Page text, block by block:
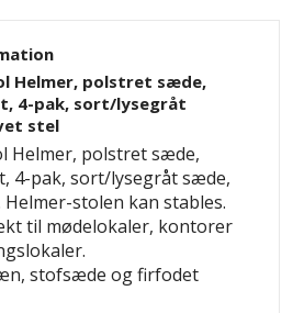
Helmer, polstret sæde,
4-pak, sort/lysegråt
stel
Helmer, polstret sæde,
4-pak, sort/lysegråt sæde,
stolen kan stables.
til mødelokaler, kontorer
stofsæde og firfodet